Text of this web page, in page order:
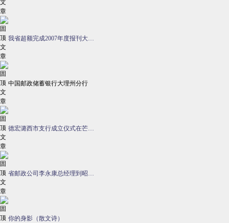
我省超额完成2007年度报刊大…
中国邮政储蓄银行大理州分行
德宏潞西市支行成立仪式在芒…
省邮政公司李永康总经理到昭…
你的身影（散文诗）